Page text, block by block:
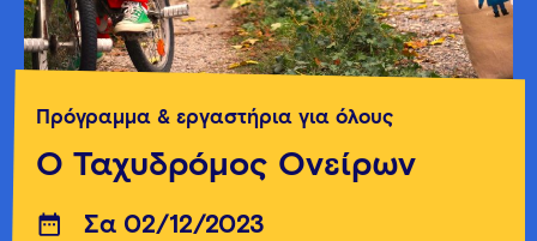
Πρόγραμμα & εργαστήρια για όλους
Ο Ταχυδρόμος Ονείρων
Σα 02/12/2023